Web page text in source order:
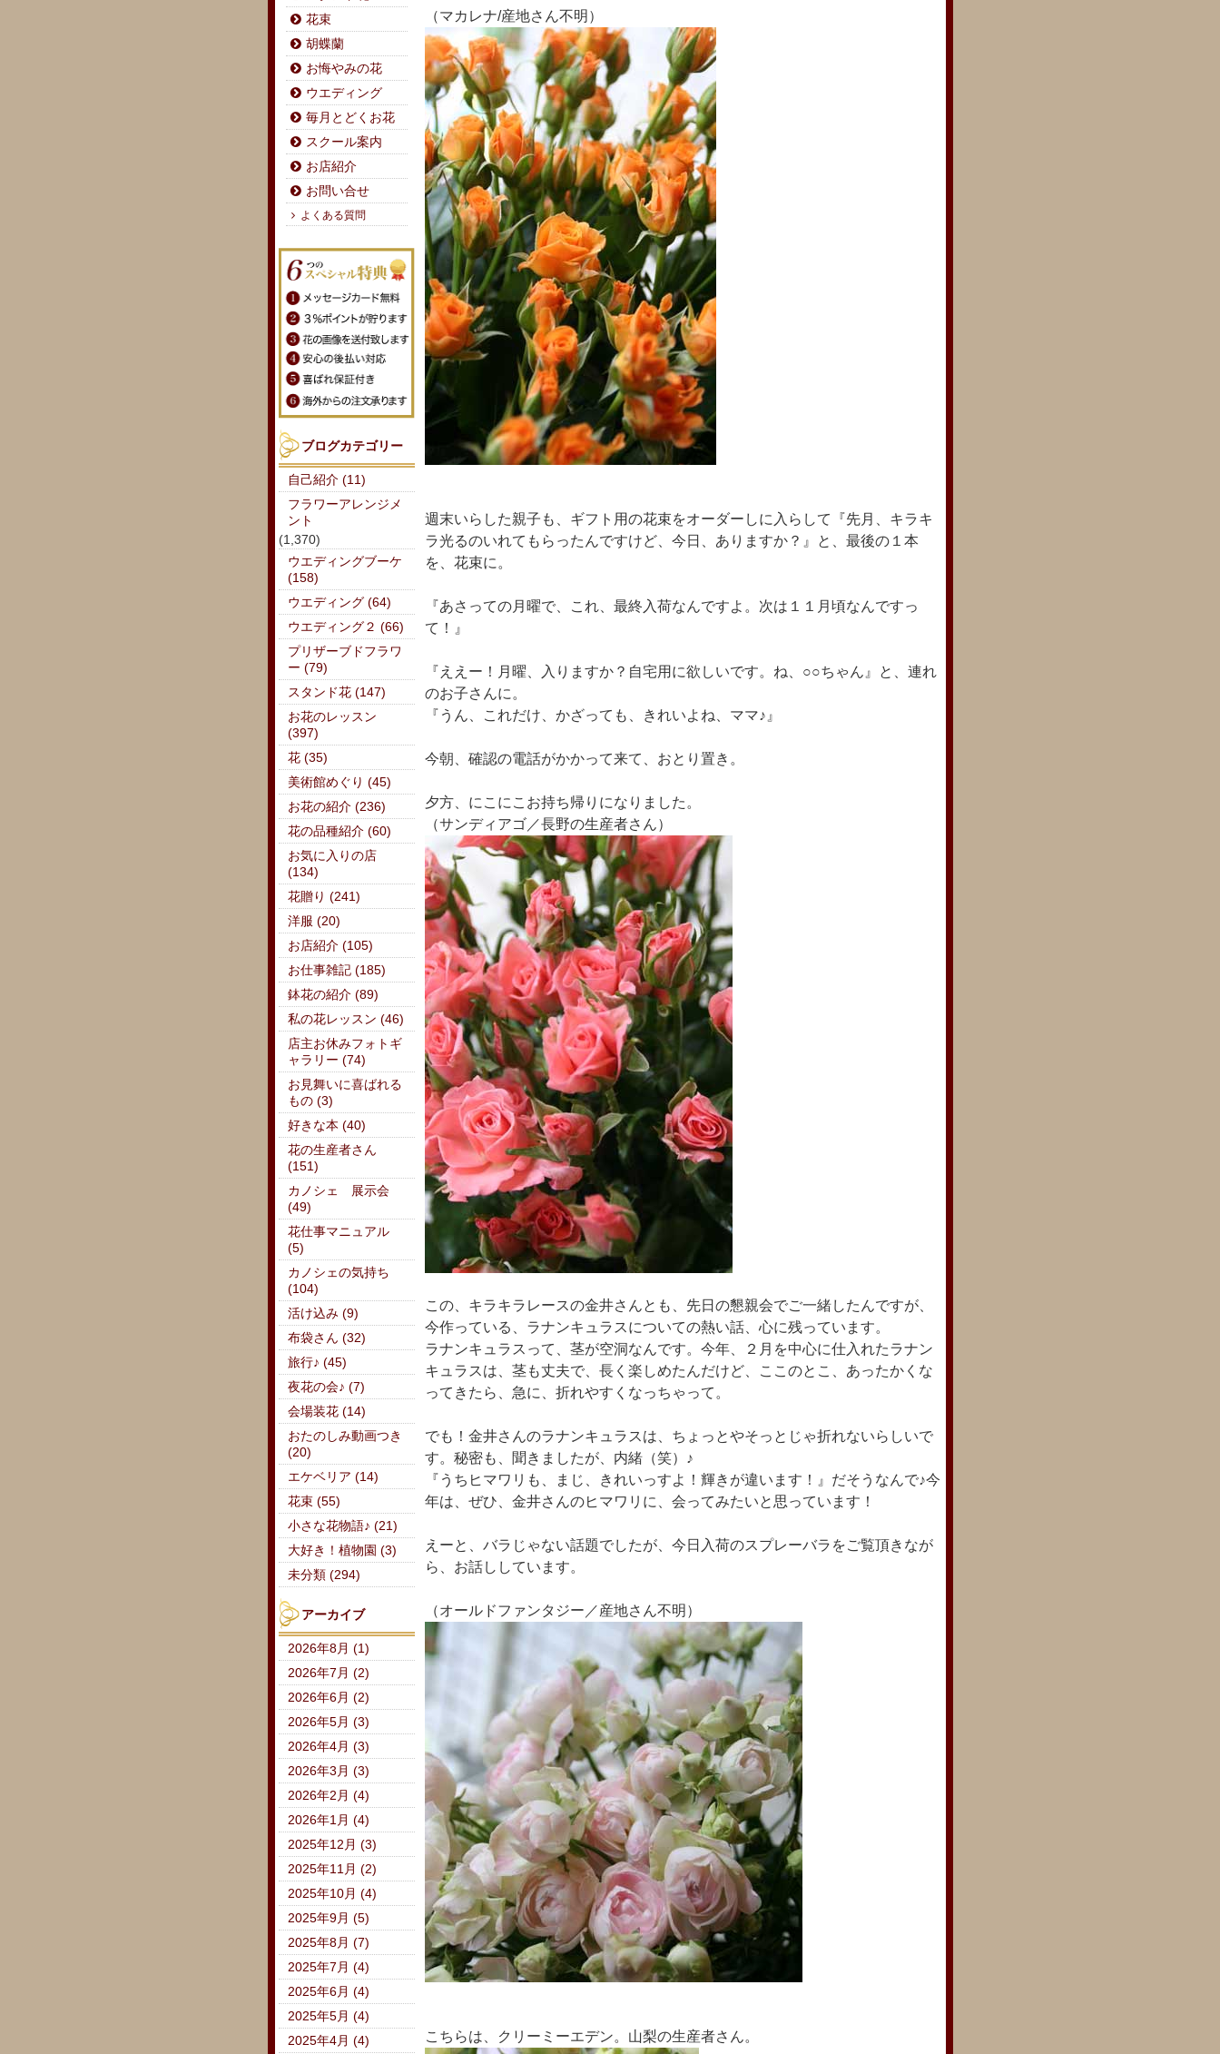
（マカレナ/産地さん不明）
週末いらした親子も、ギフト用の花束をオーダーしに入らして『先月、キラキ
ラ光るのいれてもらったんですけど、今日、ありますか？』と、最後の１本
を、花束に。
『あさっての月曜で、これ、最終入荷なんですよ。次は１１月頃なんですっ
て！』
『ええー！月曜、入りますか？自宅用に欲しいです。ね、○○ちゃん』と、連れ
のお子さんに。
『うん、これだけ、かざっても、きれいよね、ママ♪』
今朝、確認の電話がかかって来て、おとり置き。
夕方、にこにこお持ち帰りになりました。
（サンディアゴ／長野の生産者さん）
この、キラキラレースの金井さんとも、先日の懇親会でご一緒したんですが、
今作っている、ラナンキュラスについての熱い話、心に残っています。
ラナンキュラスって、茎が空洞なんです。今年、２月を中心に仕入れたラナン
キュラスは、茎も丈夫で、長く楽しめたんだけど、ここのとこ、あったかくな
ってきたら、急に、折れやすくなっちゃって。
でも！金井さんのラナンキュラスは、ちょっとやそっとじゃ折れないらしいで
す。秘密も、聞きましたが、内緒（笑）♪
『うちヒマワリも、まじ、きれいっすよ！輝きが違います！』だそうなんで♪今
年は、ぜひ、金井さんのヒマワリに、会ってみたいと思っています！
えーと、バラじゃない話題でしたが、今日入荷のスプレーバラをご覧頂きなが
ら、お話ししています。
（オールドファンタジー／産地さん不明）
こちらは、クリーミーエデン。山梨の生産者さん。
花束
胡蝶蘭
お悔やみの花
ウエディング
毎月とどくお花
スクール案内
お店紹介
お問い合せ
よくある質問
ブログカテゴリー
自己紹介 (11)
フラワーアレンジメ
ント
(1,370)
ウエディングブーケ
(158)
ウエディング (64)
ウエディング２ (66)
プリザーブドフラワ
ー (79)
スタンド花 (147)
お花のレッスン
(397)
花 (35)
美術館めぐり (45)
お花の紹介 (236)
花の品種紹介 (60)
お気に入りの店
(134)
花贈り (241)
洋服 (20)
お店紹介 (105)
お仕事雑記 (185)
鉢花の紹介 (89)
私の花レッスン (46)
店主お休みフォトギ
ャラリー (74)
お見舞いに喜ばれる
もの (3)
好きな本 (40)
花の生産者さん
(151)
カノシェ 展示会
(49)
花仕事マニュアル
(5)
カノシェの気持ち
(104)
活け込み (9)
布袋さん (32)
旅行♪ (45)
夜花の会♪ (7)
会場装花 (14)
おたのしみ動画つき
(20)
エケベリア (14)
花束 (55)
小さな花物語♪ (21)
大好き！植物園 (3)
未分類 (294)
アーカイブ
2026年8月 (1)
2026年7月 (2)
2026年6月 (2)
2026年5月 (3)
2026年4月 (3)
2026年3月 (3)
2026年2月 (4)
2026年1月 (4)
2025年12月 (3)
2025年11月 (2)
2025年10月 (4)
2025年9月 (5)
2025年8月 (7)
2025年7月 (4)
2025年6月 (4)
2025年5月 (4)
2025年4月 (4)